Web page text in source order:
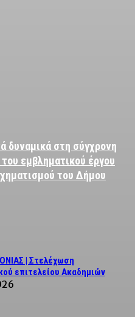
δυναμικά στη σύγχρονη
εμβληματικού έργου
του Δήμου
| Στελέχωση
επιτελείου Ακαδημιών